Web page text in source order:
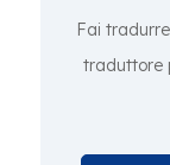
Fai
traduttore